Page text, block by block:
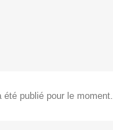
été publié pour le moment.